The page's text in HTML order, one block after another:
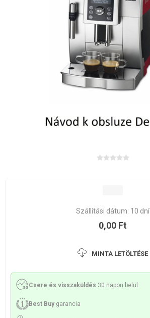
Szállítási dátum: 10 dní
0,00 Ft
MINTA LETÖLTÉSE
Csere és visszaküldés 30 napon belül
Best Buy garancia